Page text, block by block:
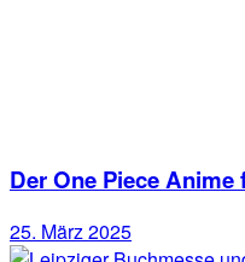
Der One Piece
25. März 2025